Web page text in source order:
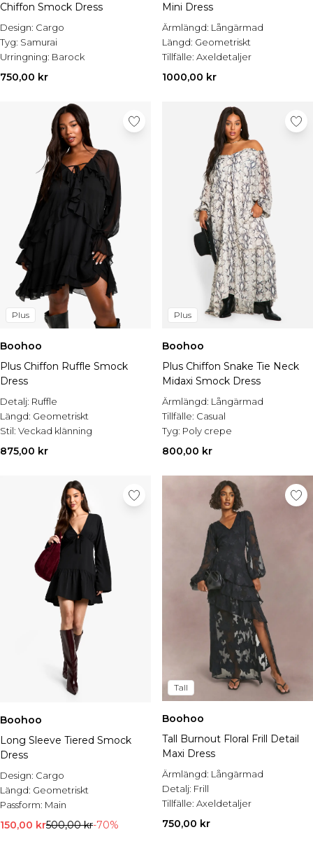
Chiffon Smock Dress
Design: Cargo
Tyg: Samurai
Urringning: Barock
750,00 kr
Mini Dress
Ärmlängd: Långärmad
Längd: Geometriskt
Tillfälle: Axeldetaljer
1000,00 kr
Plus
Boohoo
Plus Chiffon Ruffle Smock
Dress
Detalj: Ruffle
Längd: Geometriskt
Stil: Veckad klänning
875,00 kr
Plus
Boohoo
Plus Chiffon Snake Tie Neck
Midaxi Smock Dress
Ärmlängd: Långärmad
Tillfälle: Casual
Tyg: Poly crepe
800,00 kr
Boohoo
Long Sleeve Tiered Smock
Dress
Design: Cargo
Längd: Geometriskt
Passform: Main
150,00 kr500,00 kr-70%
Tall
Boohoo
Tall Burnout Floral Frill Detail
Maxi Dress
Ärmlängd: Långärmad
Detalj: Frill
Tillfälle: Axeldetaljer
750,00 kr